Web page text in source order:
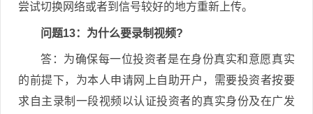
尝试切换网络或者到信号较好的地方重新上传。
问题13：为什么要录制视频?
答：为确保每一位投资者是在身份真实和意愿真实
的前提下，为本人申请网上自助开户，需要投资者按要
求自主录制一段视频以认证投资者的真实身份及在广发